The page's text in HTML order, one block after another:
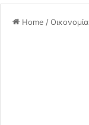
Home /Οικονομία